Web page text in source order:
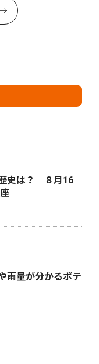
史は？ ８月16
雨量が分かるポテ